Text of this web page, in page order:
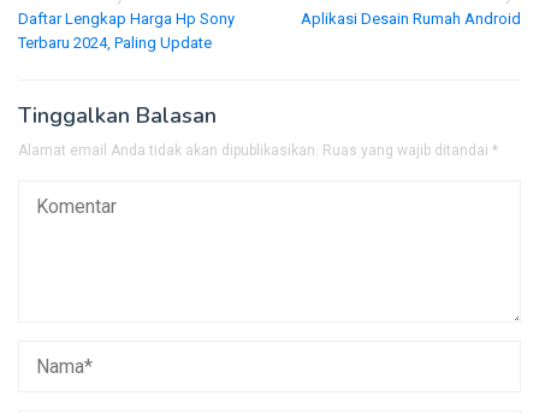
pos
Daftar Lengkap Harga Hp Sony
Terbaru 2024, Paling Update
Aplikasi Desain Rumah Android
Tinggalkan Balasan
Alamat email Anda tidak akan dipublikasikan. Ruas yang wajib ditandai *